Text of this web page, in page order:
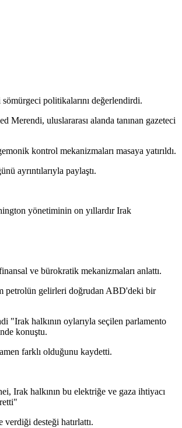
politikalarını değerlendirdi.
uluslararası alanda tanınan gazeteci
kontrol mekanizmaları masaya yatırıldı.
ayrıntılarıyla paylaştı.
yönetiminin on yıllardır Irak
ve bürokratik mekanizmaları anlattı.
petrolün gelirleri doğrudan ABD'deki bir
"Irak halkının oylarıyla seçilen parlamento
konuştu.
farklı olduğunu kaydetti.
Irak halkının bu elektriğe ve gaza ihtiyacı
desteği hatırlattı.